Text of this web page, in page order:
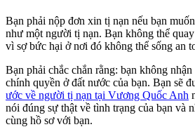
Bạn phải nộp đơn xin tị nạn nếu bạn
như một người tị nạn. Bạn không thể
vì sợ bức hại ở nơi đó không thể sống an
Bạn phải chắc chắn rằng: bạn không
chính quyền ở đất nước của bạn. Bạn sẽ
ước về người tị nạn tại Vương Quốc Anh
nói đúng sự thật về tình trạng của bạn và
cùng hồ sơ với bạn.